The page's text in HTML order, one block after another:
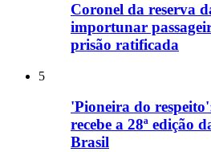
Coronel da reserva
importunar
prisão ratificada
5
'Pioneira do
recebe a 28ª edição
Brasil